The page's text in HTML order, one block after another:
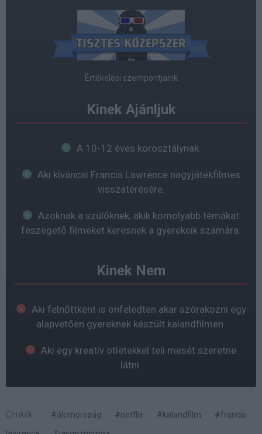
Értékelési szempontjaink
Kinek Ajánljuk
A 10-12 éves korosztálynak.
Aki kíváncsi Francis Lawrence nagyjátékfilmes
visszatérésére.
Azoknak a szülőknek, akik komolyabb témákat
feszegető filmeket keresnek a gyerekeik számára.
Kinek Nem
Aki felnőttként is önfeledten akar szórakozni egy
alapvetően gyereknek készült kalandfilmen.
Aki egy kreatív ötletekkel teli mesét szeretne
látni.
Címkék: #álomország #netflix #kalandfilm
#francis